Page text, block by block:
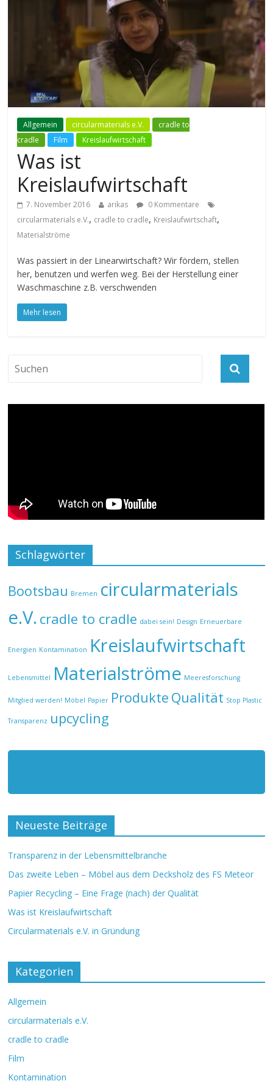
Allgemein circularmaterials e.V.
cradle to
cradle
Film Kreislaufwirtschaft
Was ist
Kreislaufwirtschaft
7. November 2016 arikas
0 Kommentare
circularmaterials e.V., cradle to cradle, Kreislaufwirtschaft,
Materialströme
Was passiert in der Linearwirtschaft? Wir fördern, stellen
her, benutzen und werfen weg. Bei der Herstellung einer
Waschmaschine z.B. verschwenden
Mehr lesen
Schlagwörter
Bootsbau Bremen circularmaterials
e.V. cradle to cradle dabei sein! Design Erneuerbare
Energien Kontamination Kreislaufwirtschaft
Lebensmittel Materialströme Meeresforschung
Mitglied werden! Möbel Papier Produkte Qualität Stop Plastic
Transparenz upcycling
Neueste Beiträge
Transparenz in der Lebensmittelbranche
Das zweite Leben – Möbel aus dem Decksholz des FS Meteor
Papier Recycling – Eine Frage (nach) der Qualität
Was ist Kreislaufwirtschaft
Circularmaterials e.V. in Gründung
Kategorien
Allgemein
circularmaterials e.V.
cradle to cradle
Film
Kontamination